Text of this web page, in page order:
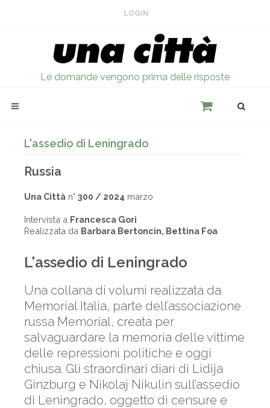
LOGIN
Le domande vengono prima delle risposte
L'assedio di Leningrado
Russia
Una Città n° 300 / 2024 marzo
Intervista a Francesca Gori
Realizzata da Barbara Bertoncin, Bettina Foa
L'assedio di Leningrado
Una collana di volumi realizzata da
Memorial Italia, parte dell’associazione
russa Memorial, creata per
salvaguardare la memoria delle vittime
delle repressioni politiche e oggi
chiusa. Gli straordinari diari di Lidija
Ginzburg e Nikolaj Nikulin sull’assedio
di Leningrado, oggetto di censure e